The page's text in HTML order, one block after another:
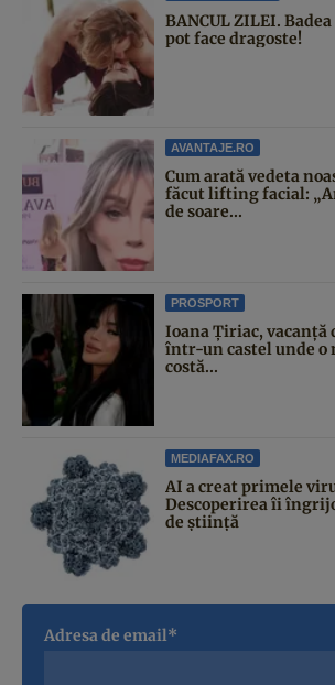
BANCUL ZILEI.
pot face dragoste!
AVANTAJE.RO
Cum arată vedeta
făcut lifting facial:
de soare...
PROSPORT
Ioana Țiriac, vacanță
într-un castel unde o
costă...
MEDIAFAX.RO
AI a creat primele
Descoperirea îi
de știință
Adresa de email*